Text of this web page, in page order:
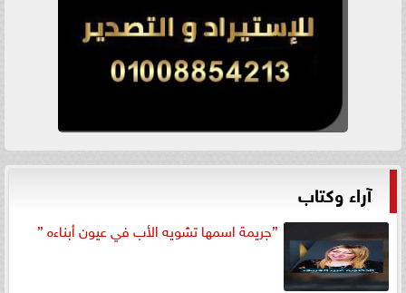
آراء وكتاب
”جريمة اسمها تشويه الأب في عيون أبناءه ”